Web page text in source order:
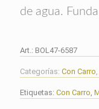
de agua.
Art.: BOL47-6587
Categorías: Con Carro
Etiquetas: Con Carro